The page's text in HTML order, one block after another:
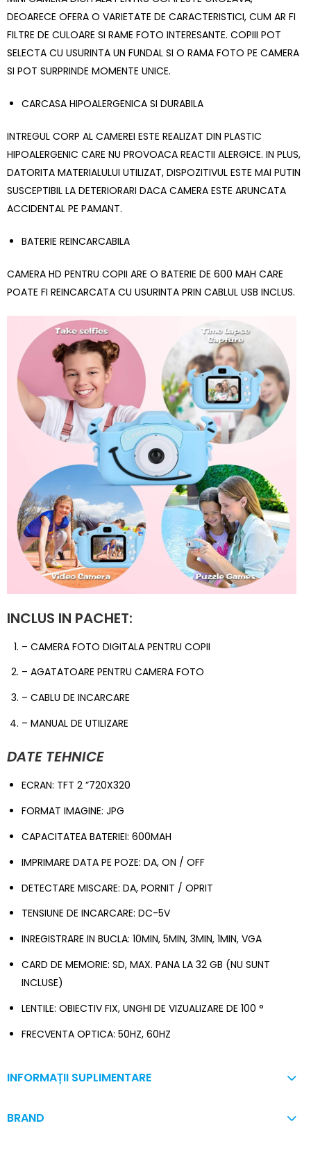
DEOARECE OFERA O VARIETATE DE CARACTERISTICI, CUM AR FI
FILTRE DE CULOARE SI RAME FOTO INTERESANTE. COPIII POT
SELECTA CU USURINTA UN FUNDAL SI O RAMA FOTO PE CAMERA
SI POT SURPRINDE MOMENTE UNICE.
CARCASA HIPOALERGENICA SI DURABILA
INTREGUL CORP AL CAMEREI ESTE REALIZAT DIN PLASTIC
HIPOALERGENIC CARE NU PROVOACA REACTII ALERGICE. IN PLUS,
DATORITA MATERIALULUI UTILIZAT, DISPOZITIVUL ESTE MAI PUTIN
SUSCEPTIBIL LA DETERIORARI DACA CAMERA ESTE ARUNCATA
ACCIDENTAL PE PAMANT.
BATERIE REINCARCABILA
CAMERA HD PENTRU COPII ARE O BATERIE DE 600 MAH CARE
POATE FI REINCARCATA CU USURINTA PRIN CABLUL USB INCLUS.
INCLUS IN PACHET:
– CAMERA FOTO DIGITALA PENTRU COPII
– AGATATOARE PENTRU CAMERA FOTO
– CABLU DE INCARCARE
– MANUAL DE UTILIZARE
DATE TEHNICE
ECRAN: TFT 2 ”720X320
FORMAT IMAGINE: JPG
CAPACITATEA BATERIEI: 600MAH
IMPRIMARE DATA PE POZE: DA, ON / OFF
DETECTARE MISCARE: DA, PORNIT / OPRIT
TENSIUNE DE INCARCARE: DC-5V
INREGISTRARE IN BUCLA: 10MIN, 5MIN, 3MIN, 1MIN, VGA
CARD DE MEMORIE: SD, MAX. PANA LA 32 GB (NU SUNT
INCLUSE)
LENTILE: OBIECTIV FIX, UNGHI DE VIZUALIZARE DE 100 °
FRECVENTA OPTICA: 50HZ, 60HZ
INFORMAȚII SUPLIMENTARE
BRAND